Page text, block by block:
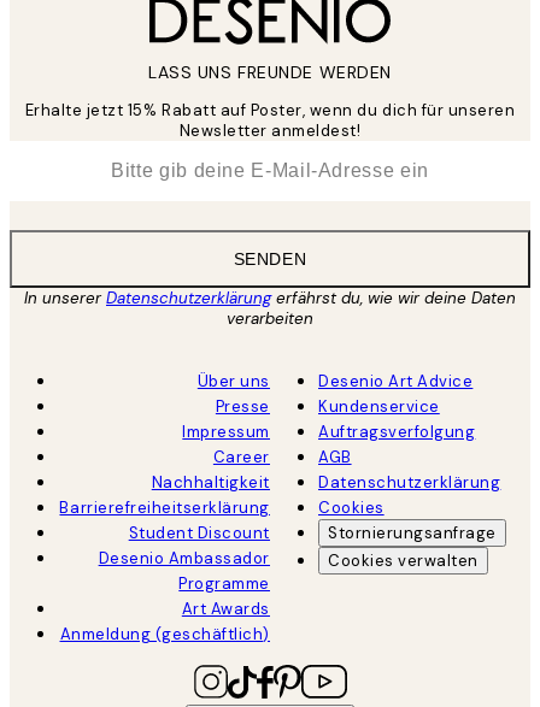
LASS UNS FREUNDE WERDEN
Erhalte jetzt 15% Rabatt auf Poster, wenn du dich für unseren
Newsletter anmeldest!
SENDEN
In unsererDatenschutzerklärungerfährst du, wie wir deine Daten
verarbeiten
Über uns
Presse
Impressum
Career
Nachhaltigkeit
Barrierefreiheitserklärung
Student Discount
Desenio Ambassador
Programme
Art Awards
Anmeldung (geschäftlich)
Desenio Art Advice
Kundenservice
Auftragsverfolgung
AGB
Datenschutzerklärung
Cookies
Stornierungsanfrage
Cookies verwalten